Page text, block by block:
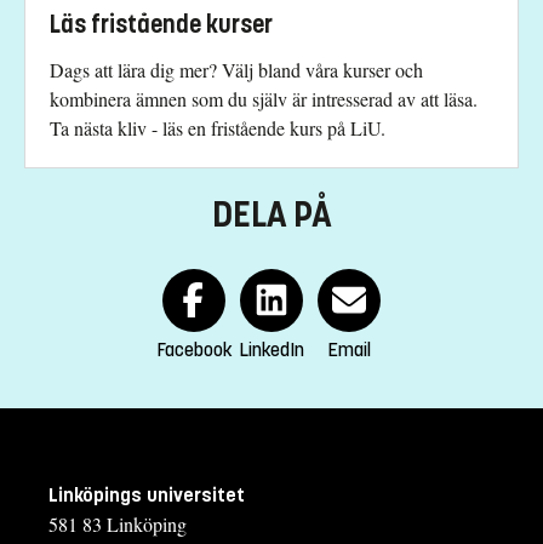
gunilla.christiansen@liu.se
+4613281859
Jenny Hallén
Kajsa Thyberg
kajsa.thyberg@liu.se
+4613282469
Läs fristående kurser
Dags att lära dig mer? Välj bland våra kurser och
kombinera ämnen som du själv är intresserad av att läsa.
Ta nästa kliv - läs en fristående kurs på LiU.
DELA PÅ
Facebook LinkedIn Email
Linköpings universitet
581 83 Linköping